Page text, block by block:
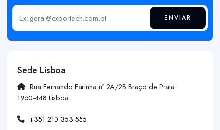
Insira o seu email ENVIAR
Sede Lisboa
Rua Fernando Farinha nº 2A/2B Braço de Prata
1950-448 Lisboa
+351 210 353 555